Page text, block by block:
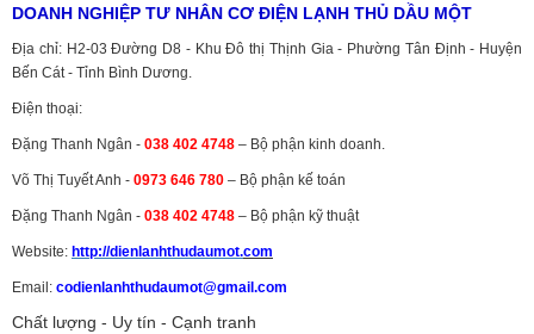
DOANH NGHIỆP TƯ NHÂN CƠ ĐIỆN LẠNH THỦ DẦU MỘT
Địa chỉ: H2-03 Đường D8 - Khu Đô thị Thịnh Gia - Phường Tân Định - Huyện
Bến Cát - Tỉnh Bình Dương.
Điện thoại:
Đặng Thanh Ngân - 038 402 4748 – Bộ phận kinh doanh.
Võ Thị Tuyết Anh - 0973 646 780 – Bộ phận kế toán
Đặng Thanh Ngân - 038 402 4748 – Bộ phận kỹ thuật
Website: http://dienlanhthudaumot.com
Email: codienlanhthudaumot@gmail.com
Chất lượng - Uy tín - Cạnh tranh